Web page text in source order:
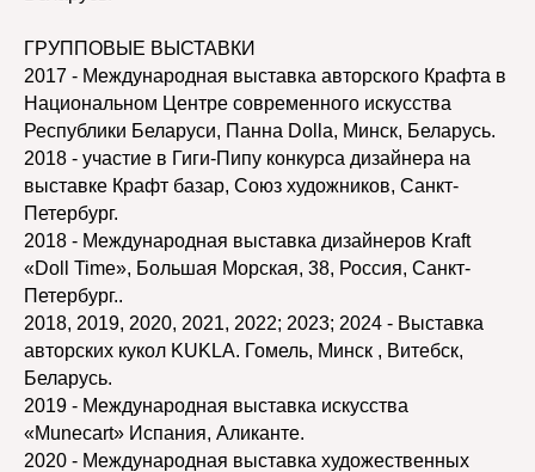
ГРУППОВЫЕ ВЫСТАВКИ
2017 - Международная выставка авторского Крафта в
Национальном Центре современного искусства
Республики Беларуси, Панна Dolla, Минск, Беларусь.
2018 - участие в Гиги-Пипу конкурса дизайнера на
выставке Крафт базар, Союз художников, Санкт-
Петербург.
2018 - Международная выставка дизайнеров Kraft
«Doll Time», Большая Морская, 38, Россия, Санкт-
Петербург..
2018, 2019, 2020, 2021, 2022; 2023; 2024 - Выставка
авторских кукол KUKLA. Гомель, Минск , Витебск,
Беларусь.
2019 - Международная выставка искусства
«Munecart» Испания, Аликанте.
2020 - Международная выставка художественных